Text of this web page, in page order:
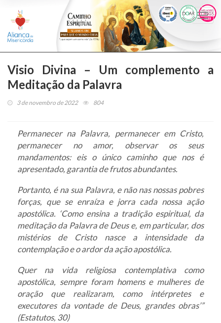
Visio Divina – Um complemento a
Meditação da Palavra
3 de novembro de 2022 804
Permanecer na Palavra, permanecer em Cristo,
permanecer no amor, observar os seus
mandamentos: eis o único caminho que nos é
apresentado, garantia de frutos abundantes.
Portanto, é na sua Palavra, e não nas nossas pobres
forças, que se enraíza e jorra cada nossa ação
apostólica. ‘Como ensina a tradição espiritual, da
meditação da Palavra de Deus e, em particular, dos
mistérios de Cristo nasce a intensidade da
contemplação e o ardor da ação apostólica.
Quer na vida religiosa contemplativa como
apostólica, sempre foram homens e mulheres de
oração que realizaram, como intérpretes e
executores da vontade de Deus, grandes obras’”
(Estatutos, 30)